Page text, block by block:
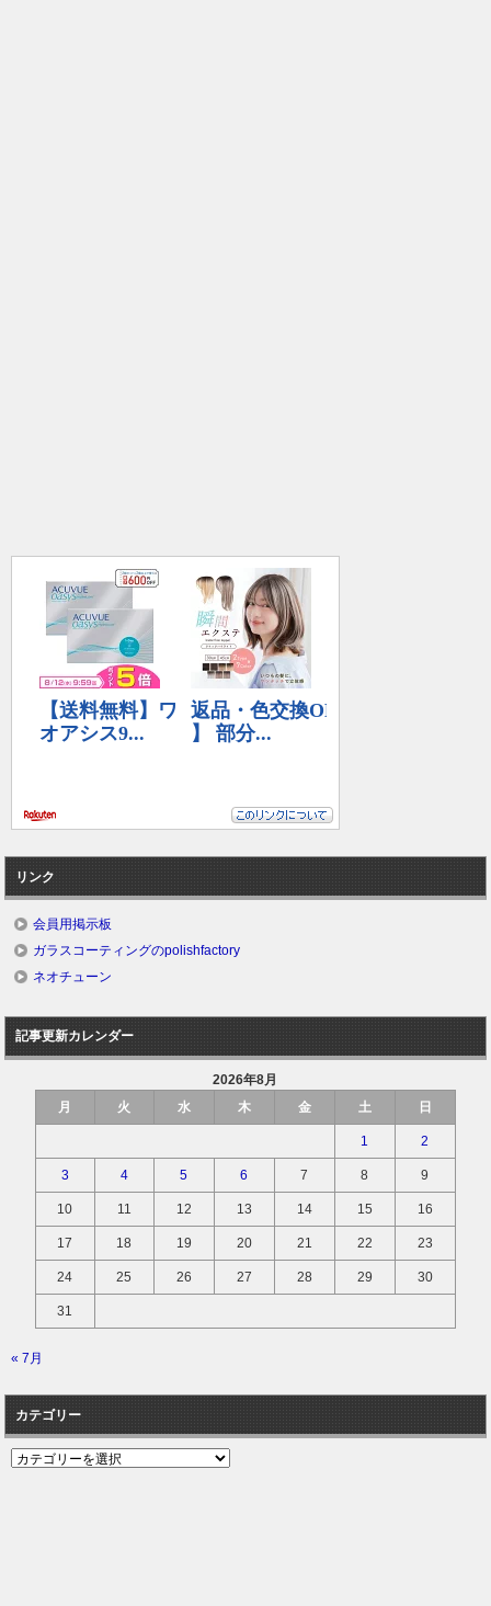
リンク
会員用掲示板
ガラスコーティングのpolishfactory
ネオチューン
記事更新カレンダー
2026年8月
月
火 水 木 金 土 日
1 2
3 4 5 6 7 8 9
10 11 12 13 14 15 16
17 18 19 20 21 22 23
24 25 26 27 28 29 30
31
« 7月
カテゴリー
カ